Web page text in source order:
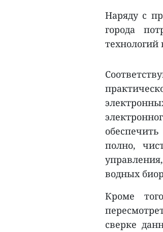
Наряду с
города
полно,
водных
Кроме
сверке